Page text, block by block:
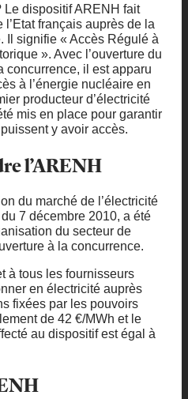
Le dispositif ARENH fait
français auprès de la
Il signifie « Accès Régulé à
». Avec l’ouverture du
concurrence, il est apparu
à l’énergie nucléaire en
producteur d’électricité
mis en place pour garantir
y avoir accès.
l’ARENH
du marché de l’électricité
7 décembre 2010, a été
du secteur de
à la concurrence.
à tous les fournisseurs
en électricité auprès
fixées par les pouvoirs
de 42 €/MWh et le
au dispositif est égal à